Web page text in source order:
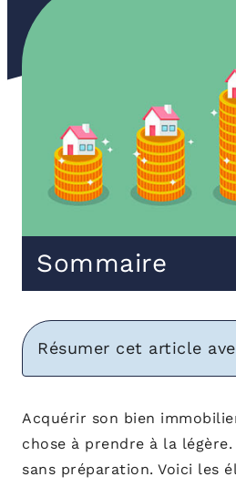
Sommaire
Résumer cet article
Acquérir son bien
chose à prendre à la
sans préparation. Voici les